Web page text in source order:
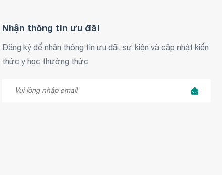
Nhận thông tin ưu đãi
Đăng ký để nhận thông tin ưu đãi, sự kiện và cập nhật kiến
thức y học thường thức